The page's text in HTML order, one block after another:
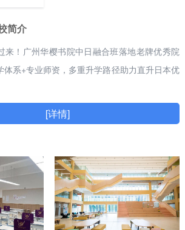
简介
来！广州华樱书院中日融合班落地老牌优秀院
体系+专业师资，多重升学路径助力直升日本优
[详情]